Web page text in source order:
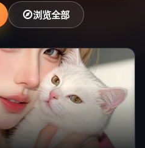
浏览全部